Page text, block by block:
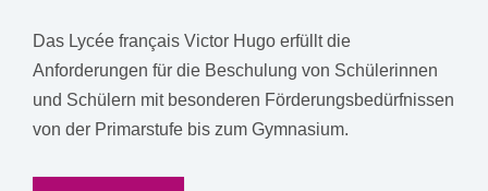
Das Lycée français Victor Hugo erfüllt die
Anforderungen für die Beschulung von Schülerinnen
und Schülern mit besonderen Förderungsbedürfnissen
von der Primarstufe bis zum Gymnasium.